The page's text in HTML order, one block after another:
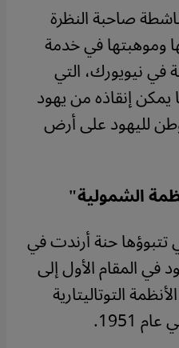
صاحبة النظرة
وموهبتها في خدمة
في نيويورك، التي
إنقاذه من يهود
لليهود على أرض
الشمولية"
تتبوؤها حنة أرندت في
في المقام الأول إلى
التوتاليتارية
1951.